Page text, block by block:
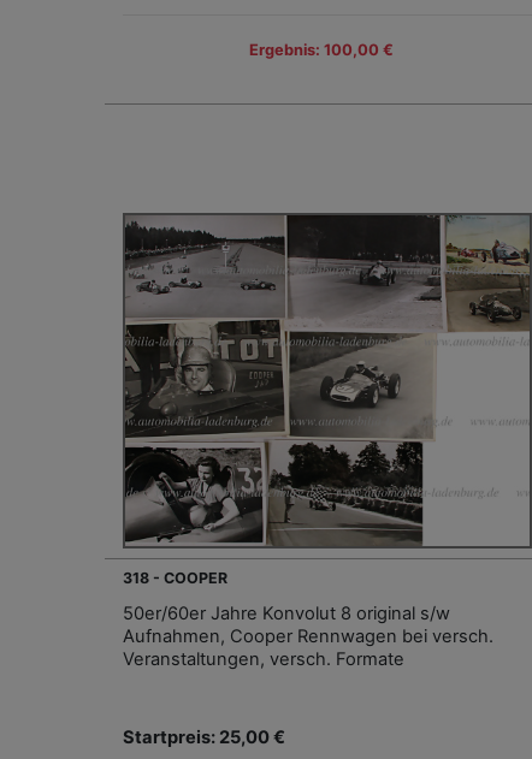
Ergebnis: 100,00 €
318 - COOPER
50er/60er Jahre Konvolut 8 original s/w
Aufnahmen, Cooper Rennwagen bei versch.
Veranstaltungen, versch. Formate
Startpreis: 25,00 €